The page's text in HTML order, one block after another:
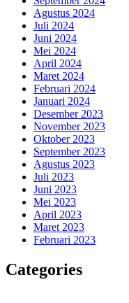
Agustus 2024
Juli 2024
Juni 2024
Mei 2024
April 2024
Maret 2024
Februari 2024
Januari 2024
Desember 2023
November 2023
Oktober 2023
September 2023
Agustus 2023
Juli 2023
Juni 2023
Mei 2023
April 2023
Maret 2023
Februari 2023
Categories